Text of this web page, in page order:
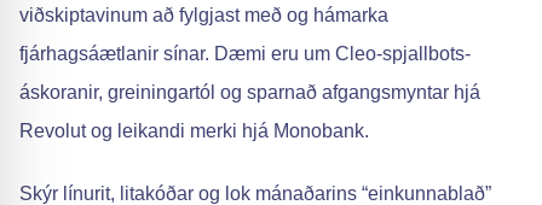
viðskiptavinum að fylgjast með og hámarka
fjárhagsáætlanir sínar. Dæmi eru um Cleo-spjallbots-
áskoranir, greiningartól og sparnað afgangsmyntar hjá
Revolut og leikandi merki hjá Monobank.
Skýr línurit, litakóðar og lok mánaðarins “einkunnablað”